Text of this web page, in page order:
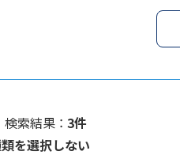
検索結果 ： 3件
を選択しない